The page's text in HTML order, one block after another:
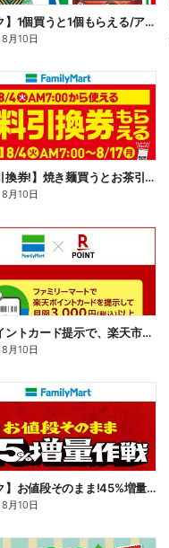
【おトク】1個買うと1個もらえる/アイス
8月10日
【無料引換券!】焼き麺買うとお茶引換券貰える!
8月10日
楽天ポイントカード提示で、楽天市場でのお買い物がおトクに!
8月10日
【おトク】お値段そのまま!45%増量作戦!
8月10日